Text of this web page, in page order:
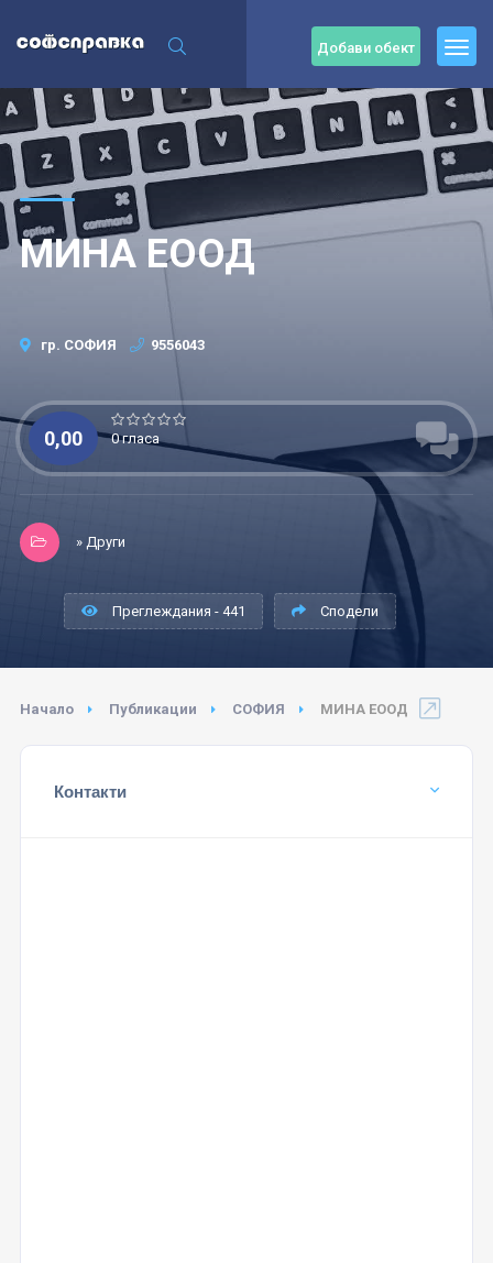
Добави обект
МИНА ЕООД
гр. СОФИЯ 9556043
0,00 0 гласа
» Други
Преглеждания - 441 Сподели
Начало Публикации СОФИЯ МИНА ЕООД
Контакти